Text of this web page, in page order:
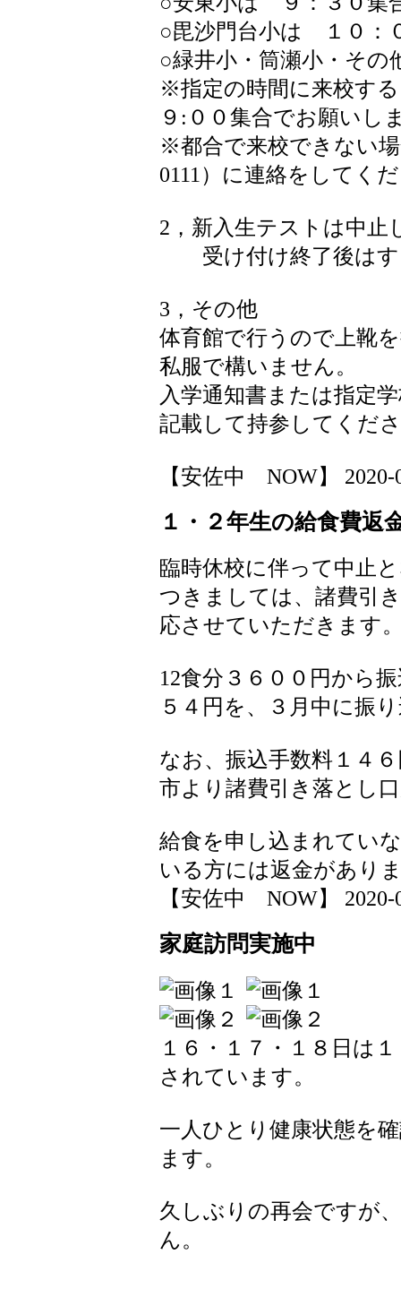
○毘沙門台小は １０：
○緑井小・筒瀬小・そ
※指定の時間に来校す
９:００集合でお願いし
※都合で来校できない
0111）に連絡をしてく
2，新入生テストは中止
受け付け終了後はす
3，その他
体育館で行うので上靴
私服で構いません。
入学通知書または指定
記載して持参してくだ
【安佐中 NOW】 2020-
１・２年生の給食費返
臨時休校に伴って中止
つきましては、諸費引
応させていただきます
12食分３６００円から
５４円を、３月中に振
なお、振込手数料１４
市より諸費引き落とし
給食を申し込まれてい
いる方には返金があり
【安佐中 NOW】 2020-
家庭訪問実施中
１６・１７・１８日は
されています。
一人ひとり健康状態を
ます。
久しぶりの再会ですが
ん。